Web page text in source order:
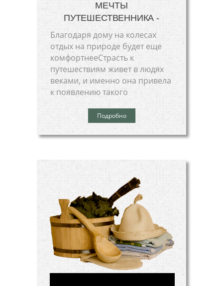
МЕЧТЫ
ПУТЕШЕСТВЕННИКА -
Благодаря дому на колесах
отдых на природе будет еще
комфортнееСтрасть к
путешествиям живет в людях
веками, и именно она привела
к появлению такого
Подробно